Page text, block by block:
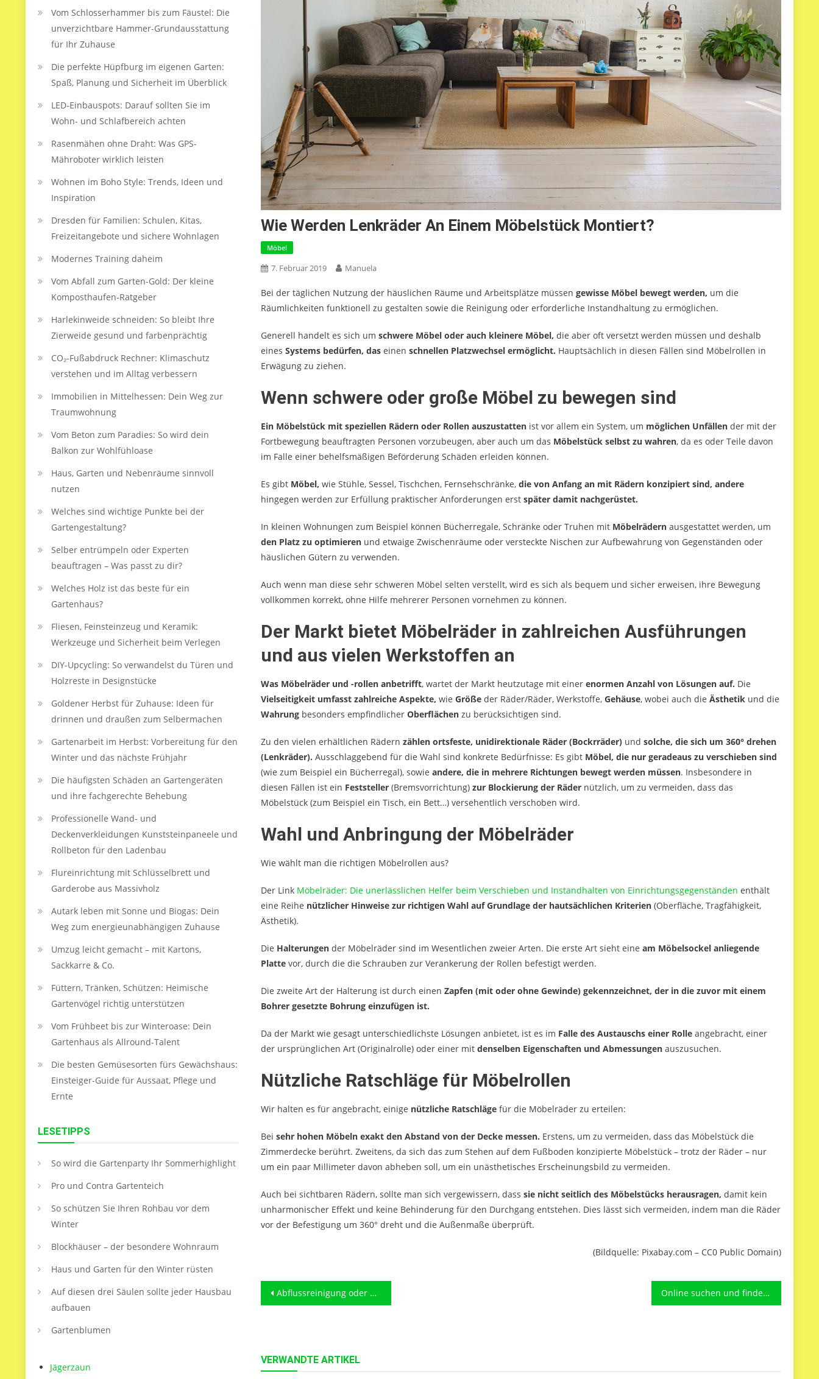
Wie Werden Lenkräder An Einem Möbelstück Montiert?
Möbel
7. Februar 2019 Manuela
Bei der täglichen Nutzung der häuslichen Räume und Arbeitsplätze müssen gewisse Möbel bewegt werden, um die
Räumlichkeiten funktionell zu gestalten sowie die Reinigung oder erforderliche Instandhaltung zu ermöglichen.
Generell handelt es sich um schwere Möbel oder auch kleinere Möbel, die aber oft versetzt werden müssen und deshalb
eines Systems bedürfen, das einen schnellen Platzwechsel ermöglicht. Hauptsächlich in diesen Fällen sind Möbelrollen in
Erwägung zu ziehen.
Wenn schwere oder große Möbel zu bewegen sind
Ein Möbelstück mit speziellen Rädern oder Rollen auszustatten ist vor allem ein System, um möglichen Unfällen der mit der
Fortbewegung beauftragten Personen vorzubeugen, aber auch um das Möbelstück selbst zu wahren, da es oder Teile davon
im Falle einer behelfsmäßigen Beförderung Schäden erleiden können.
Es gibt Möbel, wie Stühle, Sessel, Tischchen, Fernsehschränke, die von Anfang an mit Rädern konzipiert sind, andere
hingegen werden zur Erfüllung praktischer Anforderungen erst später damit nachgerüstet.
In kleinen Wohnungen zum Beispiel können Bücherregale, Schränke oder Truhen mit Möbelrädern ausgestattet werden, um
den Platz zu optimieren und etwaige Zwischenräume oder versteckte Nischen zur Aufbewahrung von Gegenständen oder
häuslichen Gütern zu verwenden.
Auch wenn man diese sehr schweren Möbel selten verstellt, wird es sich als bequem und sicher erweisen, ihre Bewegung
vollkommen korrekt, ohne Hilfe mehrerer Personen vornehmen zu können.
Der Markt bietet Möbelräder in zahlreichen Ausführungen
und aus vielen Werkstoffen an
Was Möbelräder und -rollen anbetrifft, wartet der Markt heutzutage mit einer enormen Anzahl von Lösungen auf. Die
Vielseitigkeit umfasst zahlreiche Aspekte, wie Größe der Räder/Räder, Werkstoffe, Gehäuse, wobei auch die Ästhetik und die
Wahrung besonders empfindlicher Oberflächen zu berücksichtigen sind.
Zu den vielen erhältlichen Rädern zählen ortsfeste, unidirektionale Räder (Bockrräder) und solche, die sich um 360° drehen
(Lenkräder). Ausschlaggebend für die Wahl sind konkrete Bedürfnisse: Es gibt Möbel, die nur geradeaus zu verschieben sind
(wie zum Beispiel ein Bücherregal), sowie andere, die in mehrere Richtungen bewegt werden müssen. Insbesondere in
diesen Fällen ist ein Feststeller (Bremsvorrichtung) zur Blockierung der Räder nützlich, um zu vermeiden, dass das
Möbelstück (zum Beispiel ein Tisch, ein Bett…) versehentlich verschoben wird.
Wahl und Anbringung der Möbelräder
Wie wählt man die richtigen Möbelrollen aus?
Der Link Möbelräder: Die unerlässlichen Helfer beim Verschieben und Instandhalten von Einrichtungsgegenständen enthält
eine Reihe nützlicher Hinweise zur richtigen Wahl auf Grundlage der hautsächlichen Kriterien (Oberfläche, Tragfähigkeit,
Ästhetik).
Die Halterungen der Möbelräder sind im Wesentlichen zweier Arten. Die erste Art sieht eine am Möbelsockel anliegende
Platte vor, durch die die Schrauben zur Verankerung der Rollen befestigt werden.
Die zweite Art der Halterung ist durch einen Zapfen (mit oder ohne Gewinde) gekennzeichnet, der in die zuvor mit einem
Bohrer gesetzte Bohrung einzufügen ist.
Da der Markt wie gesagt unterschiedlichste Lösungen anbietet, ist es im Falle des Austauschs einer Rolle angebracht, einer
der ursprünglichen Art (Originalrolle) oder einer mit denselben Eigenschaften und Abmessungen auszusuchen.
Nützliche Ratschläge für Möbelrollen
Wir halten es für angebracht, einige nützliche Ratschläge für die Möbelräder zu erteilen:
Bei sehr hohen Möbeln exakt den Abstand von der Decke messen. Erstens, um zu vermeiden, dass das Möbelstück die
Zimmerdecke berührt. Zweitens, da sich das zum Stehen auf dem Fußboden konzipierte Möbelstück – trotz der Räder – nur
um ein paar Millimeter davon abheben soll, um ein unästhetisches Erscheinungsbild zu vermeiden.
Auch bei sichtbaren Rädern, sollte man sich vergewissern, dass sie nicht seitlich des Möbelstücks herausragen, damit kein
unharmonischer Effekt und keine Behinderung für den Durchgang entstehen. Dies lässt sich vermeiden, indem man die Räder
vor der Befestigung um 360° dreht und die Außenmaße überprüft.
(Bildquelle: Pixabay.com – CC0 Public Domain)
Beitragsnavigation
Abflussreinigung oder Rohrreinigung notwendig? Online suchen und finden: Zuverlässige Schlüsselnotdienste
VERWANDTE ARTIKEL
Vom Schlosserhammer bis zum Fäustel: Die
unverzichtbare Hammer-Grundausstattung
für Ihr Zuhause
Die perfekte Hüpfburg im eigenen Garten:
Spaß, Planung und Sicherheit im Überblick
LED‑Einbauspots: Darauf sollten Sie im
Wohn- und Schlafbereich achten
Rasenmähen ohne Draht: Was GPS-
Mähroboter wirklich leisten
Wohnen im Boho Style: Trends, Ideen und
Inspiration
Dresden für Familien: Schulen, Kitas,
Freizeitangebote und sichere Wohnlagen
Modernes Training daheim
Vom Abfall zum Garten-Gold: Der kleine
Komposthaufen‑Ratgeber
Harlekinweide schneiden: So bleibt Ihre
Zierweide gesund und farbenprächtig
CO₂-Fußabdruck Rechner: Klimaschutz
verstehen und im Alltag verbessern
Immobilien in Mittelhessen: Dein Weg zur
Traumwohnung
Vom Beton zum Paradies: So wird dein
Balkon zur Wohlfühloase
Haus, Garten und Nebenräume sinnvoll
nutzen
Welches sind wichtige Punkte bei der
Gartengestaltung?
Selber entrümpeln oder Experten
beauftragen – Was passt zu dir?
Welches Holz ist das beste für ein
Gartenhaus?
Fliesen, Feinsteinzeug und Keramik:
Werkzeuge und Sicherheit beim Verlegen
DIY-Upcycling: So verwandelst du Türen und
Holzreste in Designstücke
Goldener Herbst für Zuhause: Ideen für
drinnen und draußen zum Selbermachen
Gartenarbeit im Herbst: Vorbereitung für den
Winter und das nächste Frühjahr
Die häufigsten Schäden an Gartengeräten
und ihre fachgerechte Behebung
Professionelle Wand- und
Deckenverkleidungen Kunststeinpaneele und
Rollbeton für den Ladenbau
Flureinrichtung mit Schlüsselbrett und
Garderobe aus Massivholz
Autark leben mit Sonne und Biogas: Dein
Weg zum energieunabhängigen Zuhause
Umzug leicht gemacht – mit Kartons,
Sackkarre & Co.
Füttern, Tränken, Schützen: Heimische
Gartenvögel richtig unterstützen
Vom Frühbeet bis zur Winteroase: Dein
Gartenhaus als Allround-Talent
Die besten Gemüsesorten fürs Gewächshaus:
Einsteiger-Guide für Aussaat, Pflege und
Ernte
LESETIPPS
So wird die Gartenparty Ihr Sommerhighlight
Pro und Contra Gartenteich
So schützen Sie Ihren Rohbau vor dem
Winter
Blockhäuser – der besondere Wohnraum
Haus und Garten für den Winter rüsten
Auf diesen drei Säulen sollte jeder Hausbau
aufbauen
Gartenblumen
Jägerzaun